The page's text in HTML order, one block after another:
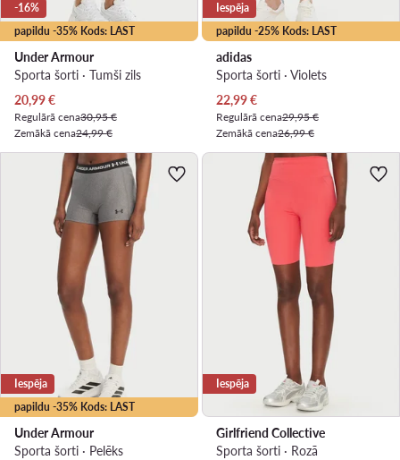
papildu -35% Kods: LAST
-16%
Under Armour
Sporta šorti · Tumši zils
Pašreizējā cena
20,99€
Regulārā cena30,95 €
Zemākā cena24,99 €
papildu -25% Kods: LAST
Iespēja
adidas
Sporta šorti · Violets
Pašreizējā cena
22,99€
Regulārā cena29,95 €
Zemākā cena26,99 €
papildu -35% Kods: LAST
Iespēja
Under Armour
Sporta šorti · Pelēks
Iespēja
Girlfriend Collective
Sporta šorti · Rozā